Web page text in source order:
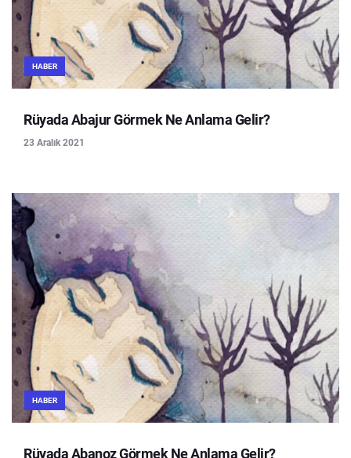
HABER
Rüyada Abajur Görmek Ne Anlama Gelir?
23 Aralık 2021
HABER
Rüyada Abanoz Görmek Ne Anlama Gelir?